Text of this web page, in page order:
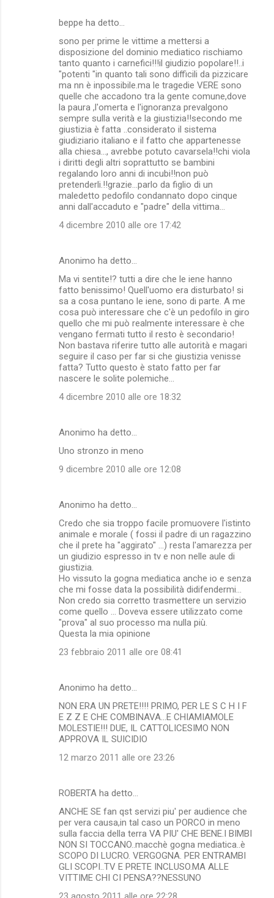
beppe ha detto…
sono per prime le vittime a mettersi a
disposizione del dominio mediatico rischiamo
tanto quanto i carnefici!!!il giudizio popolare!!..i
"potenti "in quanto tali sono difficili da pizzicare
ma nn è inpossibile.ma le tragedie VERE sono
quelle che accadono tra la gente comune,dove
la paura ,l'omerta e l'ignoranza prevalgono
sempre sulla verità e la giustizia!!secondo me
giustizia è fatta ..considerato il sistema
giudiziario italiano e il fatto che appartenesse
alla chiesa..., avrebbe potuto cavarsela!!chi viola
i diritti degli altri soprattutto se bambini
regalando loro anni di incubi!!non può
pretenderli.!!grazie...parlo da figlio di un
maledetto pedofilo condannato dopo cinque
anni dall'accaduto e "padre" della vittima...
4 dicembre 2010 alle ore 17:42
Anonimo ha detto…
Ma vi sentite!? tutti a dire che le iene hanno
fatto benissimo! Quell'uomo era disturbato! si
sa a cosa puntano le iene, sono di parte. A me
cosa può interessare che c'è un pedofilo in giro
quello che mi può realmente interessare è che
vengano fermati tutto il resto è secondario!
Non bastava riferire tutto alle autorità e magari
seguire il caso per far si che giustizia venisse
fatta? Tutto questo è stato fatto per far
nascere le solite polemiche...
4 dicembre 2010 alle ore 18:32
Anonimo ha detto…
Uno stronzo in meno
9 dicembre 2010 alle ore 12:08
Anonimo ha detto…
Credo che sia troppo facile promuovere l'istinto
animale e morale ( fossi il padre di un ragazzino
che il prete ha "aggirato" ...) resta l'amarezza per
un giudizio espresso in tv e non nelle aule di
giustizia.
Ho vissuto la gogna mediatica anche io e senza
che mi fosse data la possibilità didifendermi...
Non credo sia corretto trasmettere un servizio
come quello ... Doveva essere utilizzato come
"prova" al suo processo ma nulla più.
Questa la mia opinione
23 febbraio 2011 alle ore 08:41
Anonimo ha detto…
NON ERA UN PRETE!!!! PRIMO, PER LE S C H I F
E Z Z E CHE COMBINAVA...E CHIAMIAMOLE
MOLESTIE!!! DUE, IL CATTOLICESIMO NON
APPROVA IL SUICIDIO
12 marzo 2011 alle ore 23:26
ROBERTA ha detto…
ANCHE SE fan qst servizi piu' per audience che
per vera causa,in tal caso un PORCO in meno
sulla faccia della terra VA PIU' CHE BENE.I BIMBI
NON SI TOCCANO..macchè gogna mediatica..è
SCOPO DI LUCRO. VERGOGNA. PER ENTRAMBI
GLI SCOPI..TV E PRETE INCLUSO.MA ALLE
VITTIME CHI CI PENSA??NESSUNO